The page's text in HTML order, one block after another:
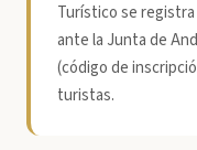
Turístico se
ante la Junta de
(código de
turistas.